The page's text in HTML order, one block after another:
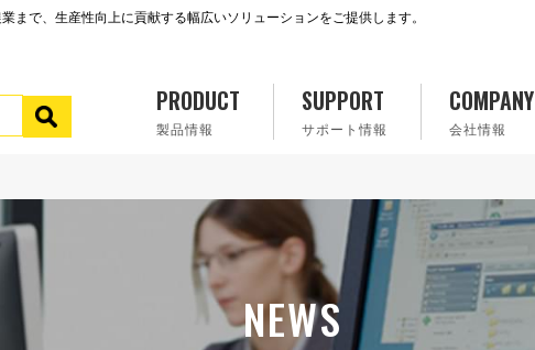
で、生産性向上に貢献する幅広いソリューションをご提供します。
PRODUCT
製品情報
SUPPORT
サポート情報
COMPANY
会社情報
NEWS